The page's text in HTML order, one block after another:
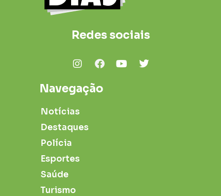
Redes sociais
Navegação
Notícias
Destaques
Polícia
Esportes
Saúde
Turismo